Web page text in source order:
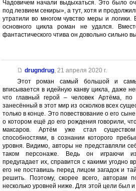
Чадовичем начали выдыхаться. Это было
под лезвием секиры», а тут, хотя и
утратили во многом чувство меры и логики.
основного цикла роман не удался.
фантастического чтива он довольно сильно
drugndrug, 21 апреля 2020 г.
Этот роман самый большой и
вписывается в идейную канву цикла, даже
что главный герой – человек Артёма,
занесённый в этот мир из осколков всех
только в конце. Это повествование о его
о котором ещё до его рождения говорили,
максаров. Артём уже стал существом
способностями, в сознании которого
уровня. Видимо, авторы не представляли
таком персонаже. Ведь он играючи
предугадает их, справится с какими угодно
его не поставишь перед лицом загадок и
решить. Поэтому, скорее всего, авторам
несколько уровней ниже. Для этой цели был